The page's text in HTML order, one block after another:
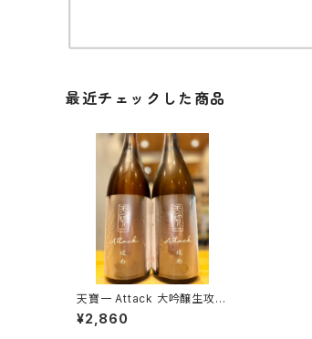
最近チェックした商品
天寶一 Attack 大吟醸生攻め
1800ml１本（㈱天寶一・広島
県福山市神辺町）
¥2,860